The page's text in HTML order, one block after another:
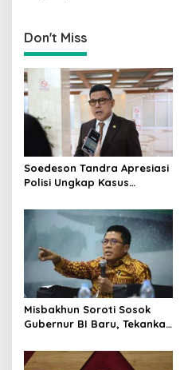
Don't Miss
Soedeson Tandra Apresiasi
Polisi Ungkap Kasus
Tahun di Tapsel
Misbakhun Soroti Sosok
Gubernur BI Baru, Tekankan